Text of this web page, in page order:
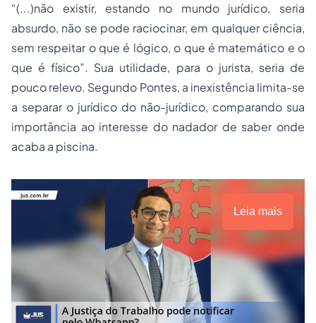
“(...)não existir, estando no mundo jurídico, seria
absurdo, não se pode raciocinar, em qualquer ciência,
sem respeitar o que é lógico, o que é matemático e o
que é físico”. Sua utilidade, para o jurista, seria de
pouco relevo. Segundo Pontes, a inexistência limita-se
a separar o jurídico do não-jurídico, comparando sua
importância ao interesse do nadador de saber onde
acaba a piscina.
Leia mais